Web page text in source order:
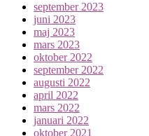
september 2023
juni 2023
maj 2023
mars 2023
oktober 2022
september 2022
augusti 2022
april 2022
mars 2022
januari 2022
oktober 2021